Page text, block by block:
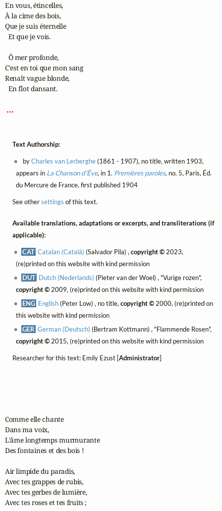
En vous, étincelles,
À la cime des bois,
Que je suis éternelle
  Et que je vois.
  Ô mer profonde,
C'est en toi que mon sang
Renaît vague blonde,
  En flot dansant.
...
Text Authorship:
byCharles van Lerberghe(1861 - 1907), no title, written 1903,
appears in La Chanson d'Ève, in 1. Premières paroles, no. 5, Paris, Éd.
du Mercure de France, first published 1904
See othersettings of this text.
Available translations, adaptations or excerpts, and transliterations (if
applicable):
CAT Catalan (Català) (Salvador Pila) ,copyright © 2023,
(re)printed on this website with kind permission
DUT Dutch (Nederlands) (Pieter van der Woel) , "Vurige rozen",
copyright ©2009, (re)printed on this website with kind permission
ENG English(Peter Low) , no title,copyright © 2000, (re)printed on
this website with kind permission
GER German (Deutsch) (Bertram Kottmann) , "Flammende Rosen",
copyright ©2015, (re)printed on this website with kind permission
Researcher for this text: Emily Ezust [Administrator]
Comme elle chante
Dans ma voix,
L'âme longtemps murmurante
Des fontaines et des bois !
Air limpide du paradis,
Avec tes grappes de rubis,
Avec tes gerbes de lumière,
Avec tes roses et tes fruits ;